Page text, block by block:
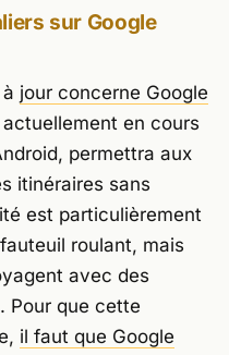
sur Google
jour concerne Google
en cours
permettra aux
itinéraires sans
est particulièrement
roulant, mais
avec des
Pour que cette
il faut que Google